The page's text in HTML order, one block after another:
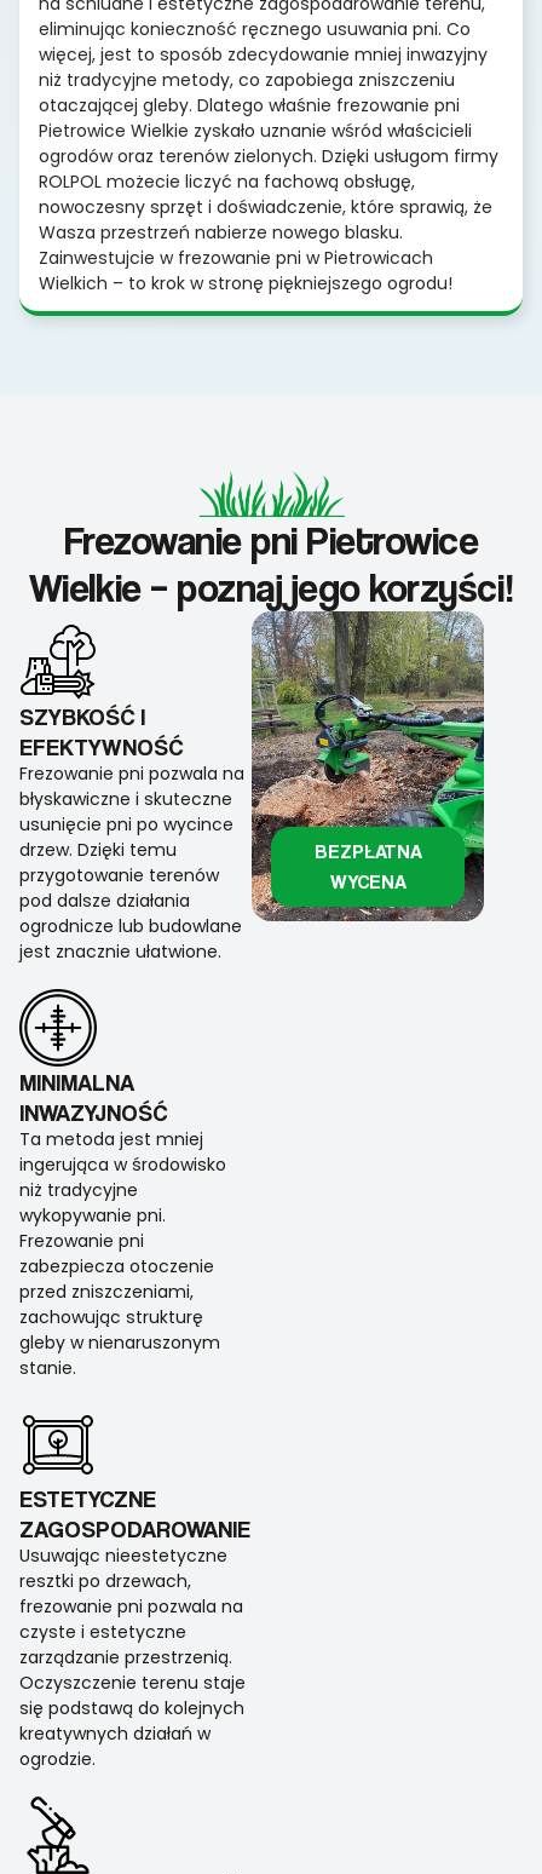
eliminując konieczność ręcznego usuwania pni. Co
więcej, jest to sposób zdecydowanie mniej inwazyjny
niż tradycyjne metody, co zapobiega zniszczeniu
otaczającej gleby. Dlatego właśnie frezowanie pni
Pietrowice Wielkie zyskało uznanie wśród właścicieli
ogrodów oraz terenów zielonych. Dzięki usługom firmy
ROLPOL możecie liczyć na fachową obsługę,
nowoczesny sprzęt i doświadczenie, które sprawią, że
Wasza przestrzeń nabierze nowego blasku.
Zainwestujcie w frezowanie pni w Pietrowicach
Wielkich – to krok w stronę piękniejszego ogrodu!
Frezowanie pni Pietrowice
Wielkie – poznaj jego korzyści!
SZYBKOŚĆ I
EFEKTYWNOŚĆ
Frezowanie pni pozwala na
błyskawiczne i skuteczne
usunięcie pni po wycince
drzew. Dzięki temu
przygotowanie terenów
pod dalsze działania
ogrodnicze lub budowlane
jest znacznie ułatwione.
MINIMALNA
INWAZYJNOŚĆ
Ta metoda jest mniej
ingerująca w środowisko
niż tradycyjne
wykopywanie pni.
Frezowanie pni
zabezpiecza otoczenie
przed zniszczeniami,
zachowując strukturę
gleby w nienaruszonym
stanie.
ESTETYCZNE
ZAGOSPODAROWANIE
Usuwając nieestetyczne
resztki po drzewach,
frezowanie pni pozwala na
czyste i estetyczne
zarządzanie przestrzenią.
Oczyszczenie terenu staje
się podstawą do kolejnych
kreatywnych działań w
ogrodzie.
BEZPŁATNA
WYCENA